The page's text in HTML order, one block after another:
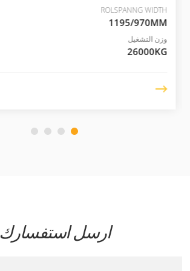
ROLSPANNG WIDTH
1195/970MM
وزن التشغيل
26000KG
ارسل استفسارك